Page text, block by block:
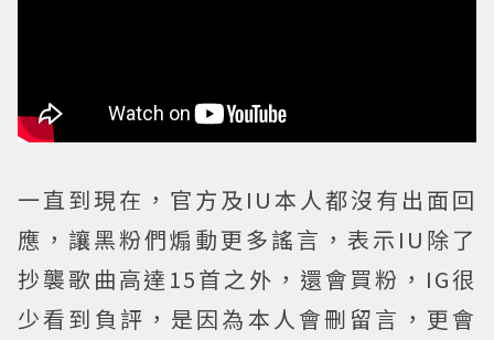
一直到現在，官方及IU本人都沒有出面回
應，讓黑粉們煽動更多謠言，表示IU除了
抄襲歌曲高達15首之外，還會買粉，IG很
少看到負評，是因為本人會刪留言，更會